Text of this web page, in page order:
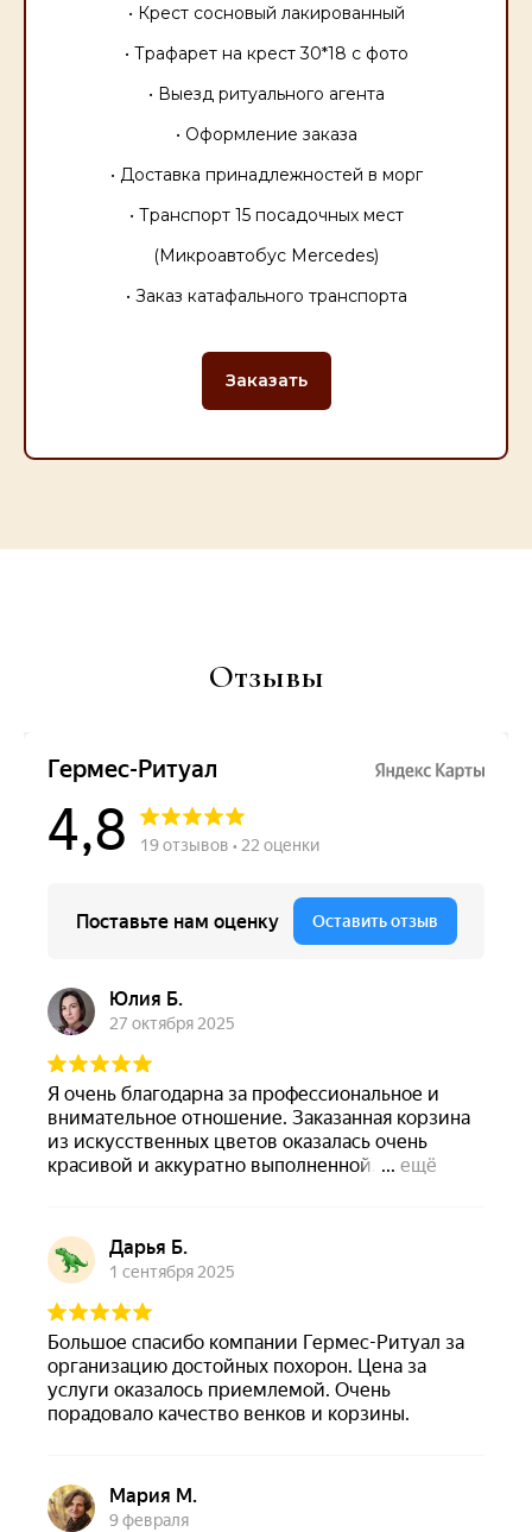
• Крест сосновый лакированный
• Трафарет на крест 30*18 с фото
• Выезд ритуального агента
• Оформление заказа
• Доставка принадлежностей в морг
• Транспорт 15 посадочных мест
(Микроавтобус Mercedes)
• Заказ катафального транспорта
Заказать
Отзывы